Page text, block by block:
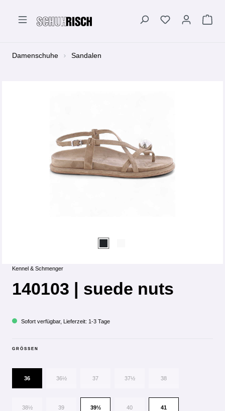
Damenschuhe Sandalen
Kennel & Schmenger
140103 | suede nuts
Sofort verfügbar, Lieferzeit: 1-3 Tage
GRÖSSEN
36 36½ 37 37½ 38
38½ 39 39½ 40 41